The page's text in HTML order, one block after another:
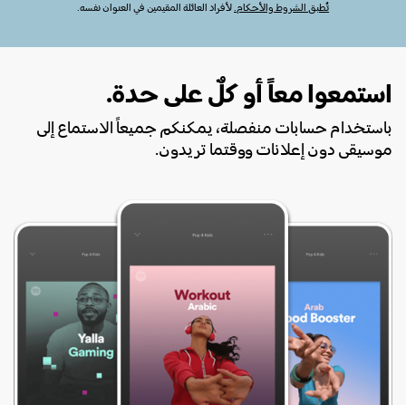
تُطبق الشروط والأحكام.لأفراد العائلة المقيمين في العنوان نفسه.
استمعوا معاً أو كلٌ على حدة.
باستخدام حسابات منفصلة، يمكنكم جميعاً الاستماع إلى
موسيقى دون إعلانات ووقتما تريدون.